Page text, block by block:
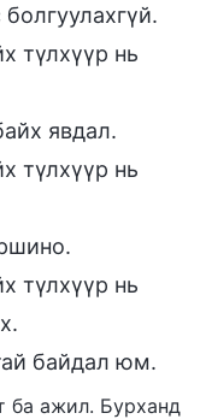
түлхүүр нь
явдал.
түлхүүр нь
түлхүүр нь
байдал юм.
ба ажил. Бурханд